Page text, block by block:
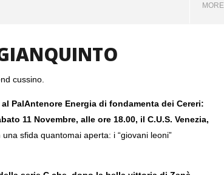
MORE
ZANOTTO
FESTA DELLO SPORT
10
Novembre
mercedes
cussino.
PalAntenore Energia di fondamenta dei Cereri:
11 Novembre, alle ore 18.00, il C.U.S. Venezia,
sfida quantomai aperta: i “giovani leoni”